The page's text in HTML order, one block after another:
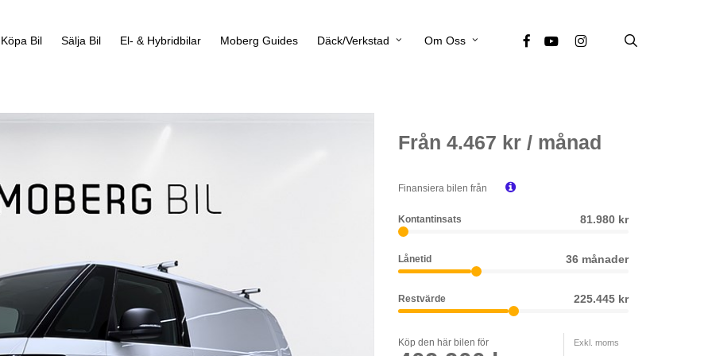
Köpa Bil Sälja Bil El- & Hybridbilar Moberg Guides Däck/Verkstad Om Oss facebookyoutubeinstagram
Från 4.467 kr / månad
Finansiera bilen från 
Kontantinsats 81.980 kr
Lånetid 36 månader
Restvärde 225.445 kr
Köp den här bilen för Exkl. moms